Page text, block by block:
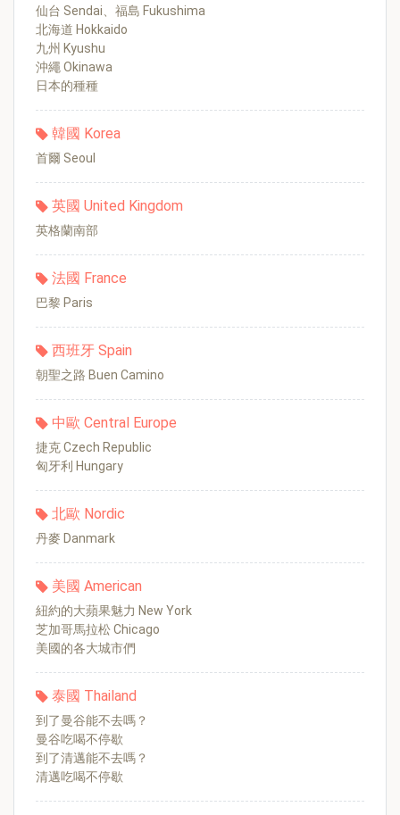
仙台 Sendai、福島 Fukushima
北海道 Hokkaido
九州 Kyushu
沖繩 Okinawa
日本的種種
韓國 Korea
首爾 Seoul
英國 United Kingdom
英格蘭南部
法國 France
巴黎 Paris
西班牙 Spain
朝聖之路 Buen Camino
中歐 Central Europe
捷克 Czech Republic
匈牙利 Hungary
北歐 Nordic
丹麥 Danmark
美國 American
紐約的大蘋果魅力 New York
芝加哥馬拉松 Chicago
美國的各大城市們
泰國 Thailand
到了曼谷能不去嗎？
曼谷吃喝不停歇
到了清邁能不去嗎？
清邁吃喝不停歇